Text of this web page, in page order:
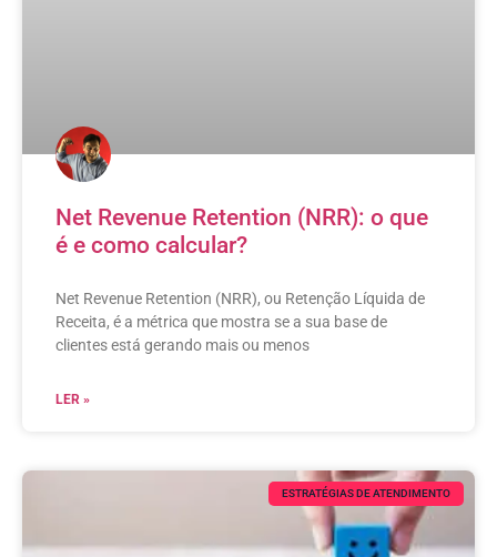
Net Revenue Retention (NRR): o que
é e como calcular?
Net Revenue Retention (NRR), ou Retenção Líquida de
Receita, é a métrica que mostra se a sua base de
clientes está gerando mais ou menos
LER »
ESTRATÉGIAS DE ATENDIMENTO